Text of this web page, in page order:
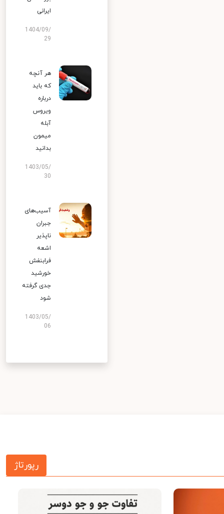
ایرانی
1404/09/
29
هر آنچه
که باید
درباره
ویروس
آبله
میمون
بدانید
1403/05/
30
آسیب‌های
جبران
ناپذیر
اشعه
فرابنفش
خورشید
جدی گرفته
شود
1403/05/
06
رپورتاژ